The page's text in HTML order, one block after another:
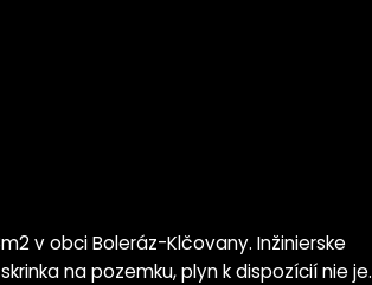
v obci Boleráz-Klčovany. Inžinierske
na pozemku, plyn k dispozícií nie je.